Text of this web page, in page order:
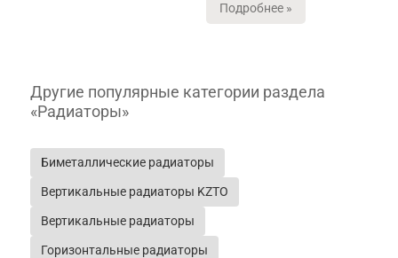
Подробнее »
Другие популярные категории раздела
«Радиаторы»
Биметаллические радиаторы
Вертикальные радиаторы KZTO
Вертикальные радиаторы
Горизонтальные радиаторы